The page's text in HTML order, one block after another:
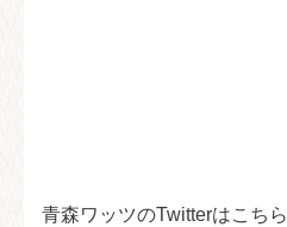
青森ワッツのTwitterはこちら